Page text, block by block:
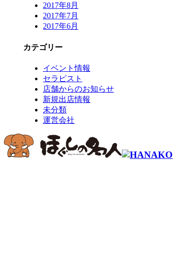
2017年8月
2017年7月
2017年6月
カテゴリー
イベント情報
セラピスト
店舗からのお知らせ
新規出店情報
未分類
運営会社